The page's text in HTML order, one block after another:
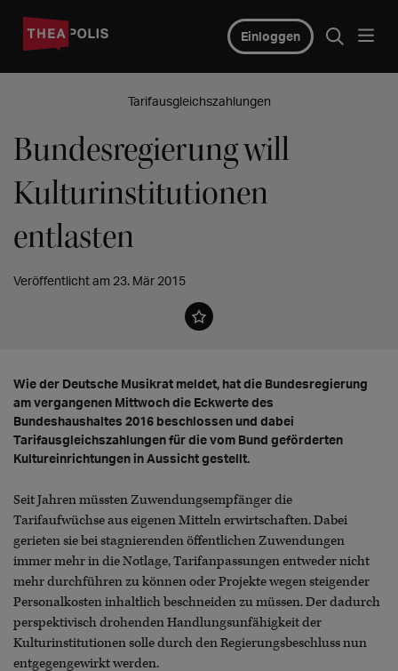
Einloggen
Tarifausgleichszahlungen
Bundesregierung will
Kulturinstitutionen
entlasten
Veröffentlicht am 23. Mär 2015
Wie der Deutsche Musikrat meldet, hat die Bundesregierung
am vergangenen Mittwoch die Eckwerte des
Bundeshaushaltes 2016 beschlossen und dabei
Tarifausgleichszahlungen für die vom Bund geförderten
Kultureinrichtungen in Aussicht gestellt.
Seit Jahren müssten Zuwendungsempfänger die
Tarifaufwüchse aus eigenen Mitteln erwirtschaften. Dabei
gerieten sie bei stagnierenden öffentlichen Zuwendungen
immer mehr in die Notlage, Tarifanpassungen entweder nicht
mehr durchführen zu können oder Projekte wegen steigender
Personalkosten inhaltlich beschneiden zu müssen. Der dadurch
perspektivisch drohenden Handlungsunfähigkeit der
Kulturinstitutionen solle durch den Regierungsbeschluss nun
entgegengewirkt werden.